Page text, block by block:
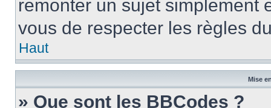
remonter un sujet simplement
vous de respecter les règles
Haut
Mise
» Que sont les BBCodes ?